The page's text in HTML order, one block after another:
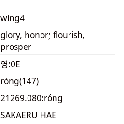
wing4
glory, honor; flourish,
prosper
영:0E
róng(147)
21269.080:róng
SAKAERU HAE